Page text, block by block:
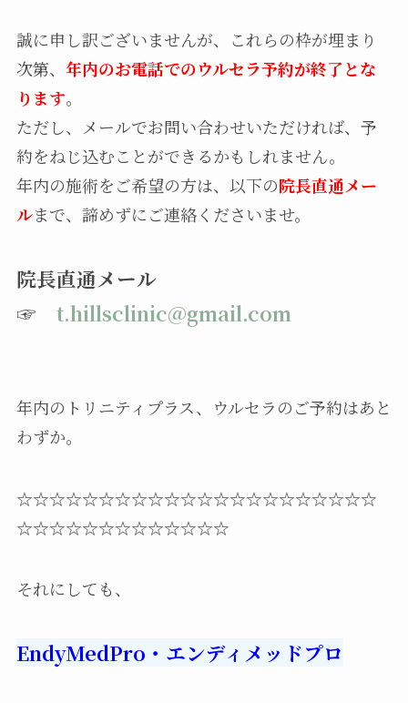
誠に申し訳ございませんが、これらの枠が埋まり
次第、 年内のお電話でのウルセラ予約が終了とな
ります。
ただし、メールでお問い合わせいただければ、予
約をねじ込むことができるかもしれません。
年内の施術をご希望の方は、以下の院長直通メー
ルまで、諦めずにご連絡くださいませ。
院長直通メール
☞ t.hillsclinic@gmail.com
年内のトリニティプラス、ウルセラのご予約はあと
わずか。
☆☆☆☆☆☆☆☆☆☆☆☆☆☆☆☆☆☆☆☆☆☆
☆☆☆☆☆☆☆☆☆☆☆☆☆
それにしても、
EndyMedPro・エンディメッドプロ